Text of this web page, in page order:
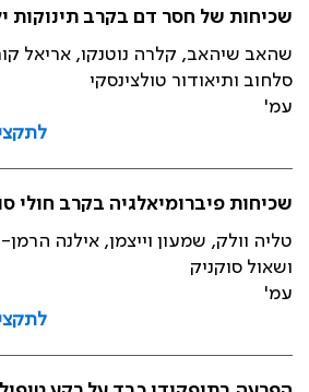
שכיחות של חסר דם בקרב תינוקות ילידי 1995
שהאב שיהאב, קלרה נוטנקו, אריאל
סלחוב ותיאודור טולצינסקי
עמ'
שכיחות פיברומיאלגיה בקרב חולי
טליה וולק, שמעון וייצמן, אילנה
ושאול סוקניק
עמ'